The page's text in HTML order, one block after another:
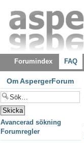
Forumindex FAQ
Om AspergerForum
Avancerad sökning
Forumregler